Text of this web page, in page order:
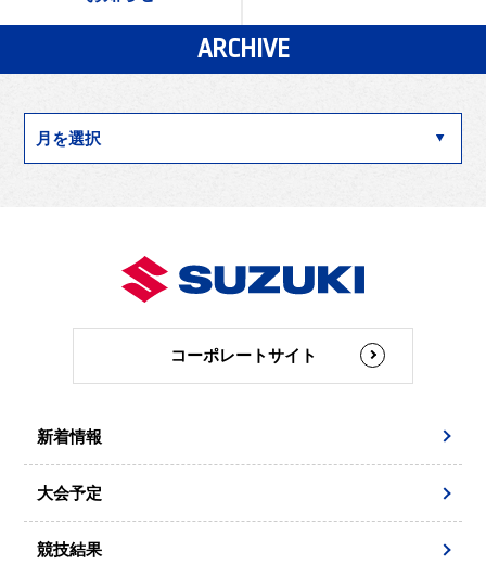
ARCHIVE
コーポレートサイト
新着情報
大会予定
競技結果